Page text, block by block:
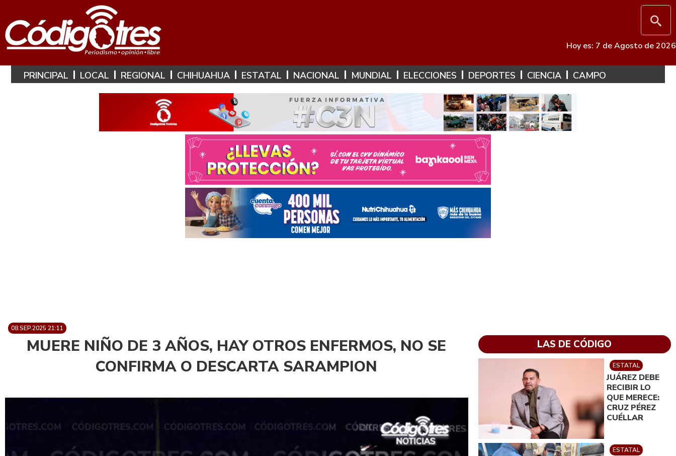
Hoy es: 7 de Agosto de 2026
PRINCIPAL LOCAL REGIONAL CHIHUAHUA ESTATAL NACIONAL MUNDIAL ELECCIONES DEPORTES CIENCIA CAMPO
08.SEP.2025 21:11
MUERE NIÑO DE 3 AÑOS, HAY OTROS ENFERMOS, NO SE
CONFIRMA O DESCARTA SARAMPION
LAS DE CÓDIGO
ESTATAL
JUÁREZ DEBE
RECIBIR LO
QUE MERECE:
CRUZ PÉREZ
CUÉLLAR
ESTATAL